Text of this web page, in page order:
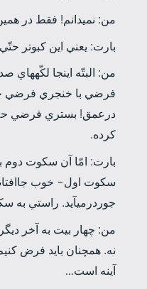
من: نمي­دانم! فقط در
بارت: يعني اين كبوتر
من: البتّه اينجا
فرضي با خنجري فرضي
درعمق! بستري فرضي
كرده.
بارت: امّا آن سكوت
سكوت اول- خوب
جوردرمي­آيد. راستي به
من: چهار بيت به آخر
نه. همچنان بايد فرض
آينه است…